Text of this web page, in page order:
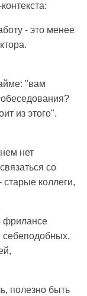
- это менее
"вам
из этого".
нет
со
коллеги,
фрилансе
себеподобных,
полезно быть